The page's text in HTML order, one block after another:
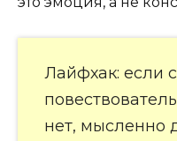
Лайфхак: если
нет, мысленно